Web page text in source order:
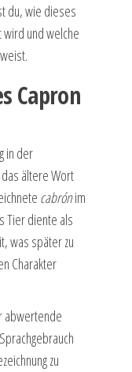
du, wie dieses
und welche
Capron
in der
ältere Wort
cabrónim
Tier diente als
was später zu
Charakter
abwertende
zu